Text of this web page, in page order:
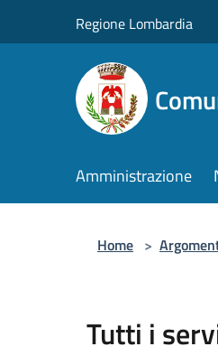
Regione Lombardia
Amministrazione
Home >
Tutti i